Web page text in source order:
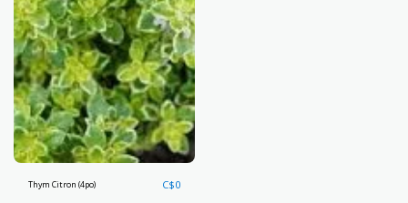
Thym Citron (4po) C$0